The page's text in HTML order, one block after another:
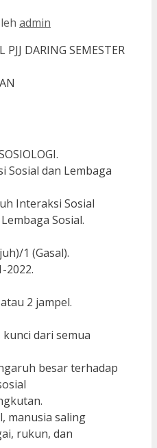
admin
DARING SEMESTER
Sosial dan Lembaga
Interaksi Sosial
Sosial.
1 (Gasal).
2022.
2 jampel.
dari semua
besar terhadap
manusia saling
rukun, dan